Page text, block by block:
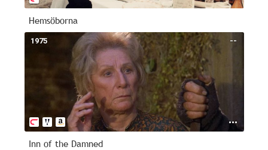
Hemsöborna
--
1975
Inn of the Damned